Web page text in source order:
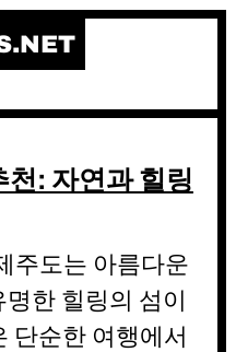
천: 자연과 힐링
주도는 아름다운
한 힐링의 섬이
단순한 여행에서